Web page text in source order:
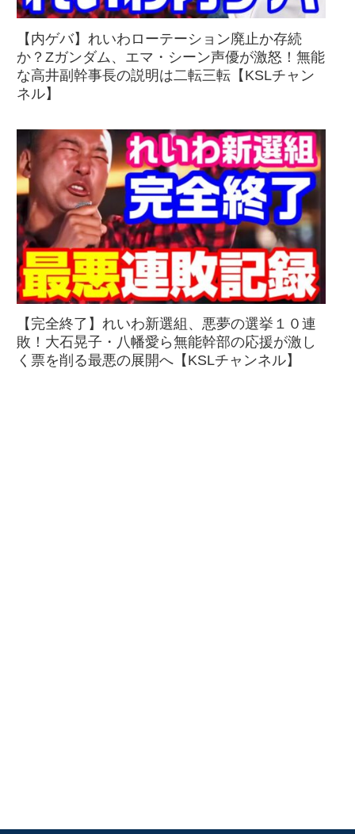
【内ゲバ】れいわローテーション廃止か存続
か？Zガンダム、エマ・シーン声優が激怒！無能
な高井副幹事長の説明は二転三転【KSLチャン
ネル】
【完全終了】れいわ新選組、悪夢の選挙１０連
敗！大石晃子・八幡愛ら無能幹部の応援が激し
く票を削る最悪の展開へ【KSLチャンネル】